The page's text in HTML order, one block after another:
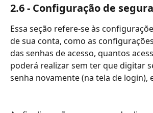
2.6 - Configuração de
Essa seção refere-se às
de sua conta, como as
das senhas de acesso, quantos
poderá realizar sem ter que digitar
senha novamente (na tela de login),